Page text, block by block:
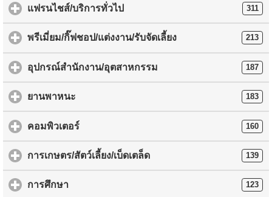
แฟรนไชส์/บริการทั่วไป 311
พรีเมี่ยม/กิ๊ฟชอป/แต่งงาน/รับจัดเลี้ยง 213
อุปกรณ์สำนักงาน/อุตสาหกรรม 187
ยานพาหนะ 183
คอมพิวเตอร์ 160
การเกษตร/สัตว์เลี้ยง/เบ็ดเตล็ด 139
การศึกษา 123